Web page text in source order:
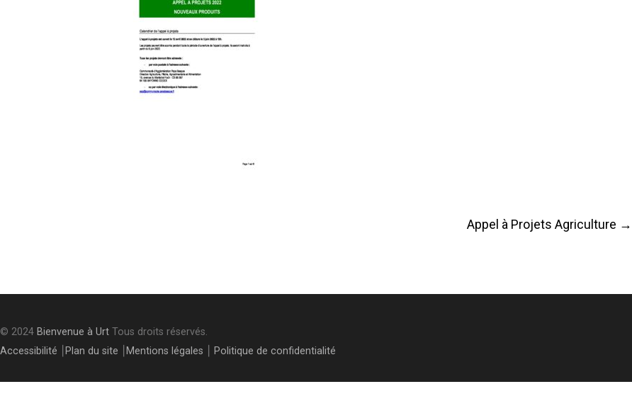
Appel à Projets Agriculture →
© 2024 Bienvenue à Urt Tous droits réservés.
Accessibilité
Plan du site Mentions légales Politique de confidentialité